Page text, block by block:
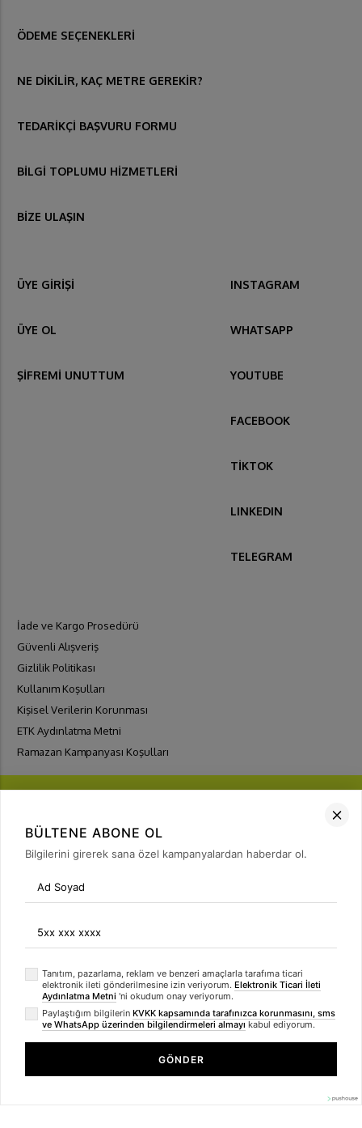
ÖDEME SEÇENEKLERİ
NE DİKİLİR, KAÇ METRE GEREKİR?
TEDARİKÇİ BAŞVURU FORMU
BİLGİ TOPLUMU HİZMETLERİ
BİZE ULAŞIN
ÜYE GİRİŞİ
ÜYE OL
ŞİFREMİ UNUTTUM
INSTAGRAM
WHATSAPP
YOUTUBE
FACEBOOK
TİKTOK
LINKEDIN
TELEGRAM
İade ve Kargo Prosedürü
Güvenli Alışveriş
Gizlilik Politikası
Kullanım Koşulları
Kişisel Verilerin Korunması
ETK Aydınlatma Metni
Ramazan Kampanyası Koşulları
FIRSATLARI YAKALA
Bülten Üyeliği
arrow_forward
BÜLTENE ABONE OL
Bilgilerini girerek sana özel kampanyalardan haberdar ol.
Tanıtım, pazarlama, reklam ve benzeri amaçlarla tarafıma ticari
elektronik ileti gönderilmesine izin veriyorum. Elektronik Ticari İleti
Aydınlatma Metni 'ni okudum onay veriyorum.
Paylaştığım bilgilerin KVKK kapsamında tarafınızca korunmasını, sms
ve WhatsApp üzerinden bilgilendirmeleri almayı kabul ediyorum.
GÖNDER